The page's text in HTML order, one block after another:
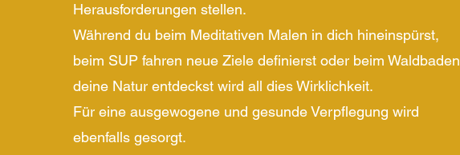
Herausforderungen stellen.
Während du beim Meditativen Malen in dich hineinspürst,
beim SUP fahren neue Ziele definierst oder beim Waldbaden
deine Natur entdeckst wird all dies Wirklichkeit.
Für eine ausgewogene und gesunde Verpflegung wird
ebenfalls gesorgt.